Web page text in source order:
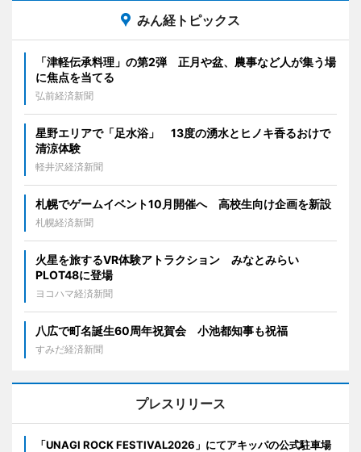
みん経トピックス
「津軽伝承料理」の第2弾 正月や盆、農事など人が集う場
に焦点を当てる
弘前経済新聞
星野エリアで「足水浴」 13度の湧水とヒノキ香るおけで
清涼体験
軽井沢経済新聞
札幌でゲームイベント10月開催へ 高校生向け企画を新設
札幌経済新聞
火星を旅するVR体験アトラクション みなとみらい
PLOT48に登場
ヨコハマ経済新聞
八広で町名誕生60周年祝賀会 小池都知事も祝福
すみだ経済新聞
プレスリリース
「UNAGI ROCK FESTIVAL2026」にてアキッパの公式駐車場